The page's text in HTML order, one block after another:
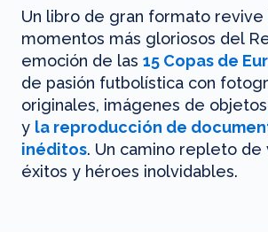
Un libro de gran formato revive
momentos más gloriosos del
emoción de las 15 Copas de
de pasión futbolística con
originales, imágenes de
y la reproducción de
inéditos. Un camino repleto de
éxitos y héroes inolvidables.